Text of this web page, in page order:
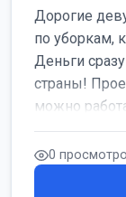
Дорогие
по уборкам,
Деньги
страны!
можно
0